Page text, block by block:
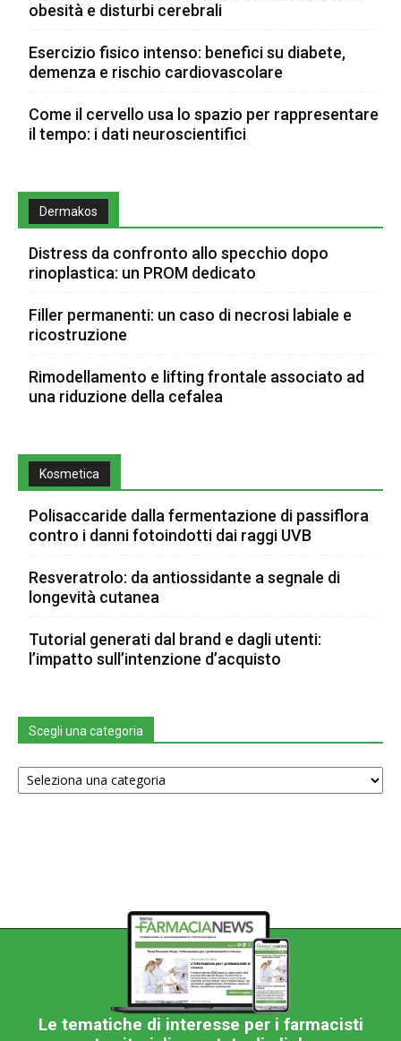
obesità e disturbi cerebrali
Esercizio fisico intenso: benefici su diabete,
demenza e rischio cardiovascolare
Come il cervello usa lo spazio per rappresentare
il tempo: i dati neuroscientifici
Dermakos
Distress da confronto allo specchio dopo
rinoplastica: un PROM dedicato
Filler permanenti: un caso di necrosi labiale e
ricostruzione
Rimodellamento e lifting frontale associato ad
una riduzione della cefalea
Kosmetica
Polisaccaride dalla fermentazione di passiflora
contro i danni fotoindotti dai raggi UVB
Resveratrolo: da antiossidante a segnale di
longevità cutanea
Tutorial generati dal brand e dagli utenti:
l’impatto sull’intenzione d’acquisto
Scegli una categoria
Scegli
una
Le tematiche di interesse per i farmacisti